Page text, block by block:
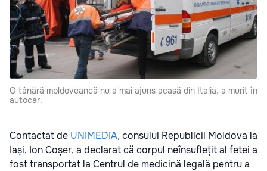
O tânără moldoveancă nu a mai ajuns acasă din Italia, a murit în
autocar.
Contactat de UNIMEDIA, consului Republicii Moldova la
Iași, Ion Coșer, a declarat că corpul neînsuflețit al fetei a
fost transportat la Centrul de medicină legală pentru a